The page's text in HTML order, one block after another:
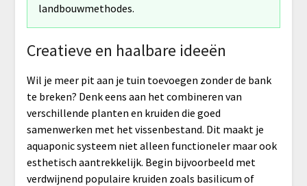
landbouwmethodes.
Creatieve en haalbare ideeën
Wil je meer pit aan je tuin toevoegen zonder de bank
te breken? Denk eens aan het combineren van
verschillende planten en kruiden die goed
samenwerken met het vissenbestand. Dit maakt je
aquaponic systeem niet alleen functioneler maar ook
esthetisch aantrekkelijk. Begin bijvoorbeeld met
verdwijnend populaire kruiden zoals basilicum of